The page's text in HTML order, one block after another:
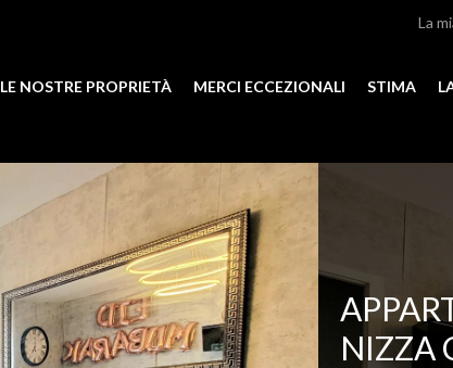
La
LE NOSTRE PROPRIETÀ MERCI ECCEZIONALI STIMA
NIZZA